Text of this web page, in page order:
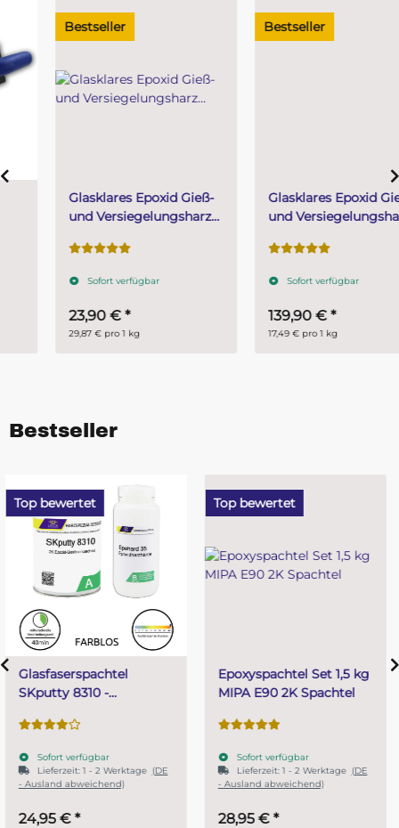
Bestseller
Glasklares Epoxid Gieß-
und Versiegelungsharz
Epohard 3200 Härter
800 g (500 g Harz + 300
Sofort verfügbar
23,90 €*
29,87 € pro 1 kg
Bestseller
Glasklares Epoxid Gieß-
und Versiegelungsharz
Epohard 3200 Härter 8
kg (5 kg Harz + 3 kg
Sofort verfügbar
139,90 €*
17,49 € pro 1 kg
Bestseller
Top bewertet
Epoxyspachtel Set 1,5 kg
MIPA E90 2K Spachtel
Sofort verfügbar
Lieferzeit:1 - 2 Werktage(DE
- Ausland abweichend)
28,95 €
Top bewertet
PUR (Resin) 4 Minuten
Gießharz SKresin 6804
Sofort verfügbar
ab 14,95 €